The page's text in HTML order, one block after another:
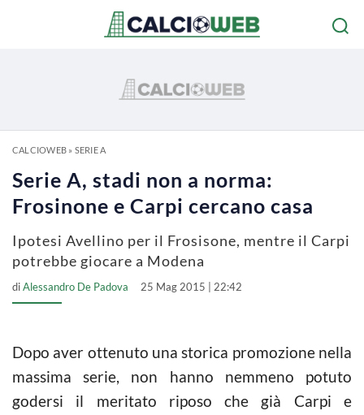
CALCIOWEB» SERIE A
Serie A, stadi non a norma:
Frosinone e Carpi cercano casa
Ipotesi Avellino per il Frosisone, mentre il Carpi
potrebbe giocare a Modena
diAlessandro De Padova 25 Mag 2015 | 22:42
Dopo aver ottenuto una storica promozione nella
massima serie, non hanno nemmeno potuto
godersi il meritato riposo che già Carpi e